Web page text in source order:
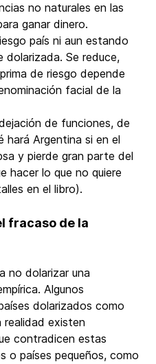
no naturales en las
ganar dinero.
país ni aun estando
Se reduce,
de riesgo depende
facial de la
de funciones, de
hará Argentina si en el
y pierde gran parte del
hacer lo que no quiere
en el libro).
fracaso de la
no dolarizar una
Algunos
dolarizados como
existen
contradicen estas
o países pequeños, como